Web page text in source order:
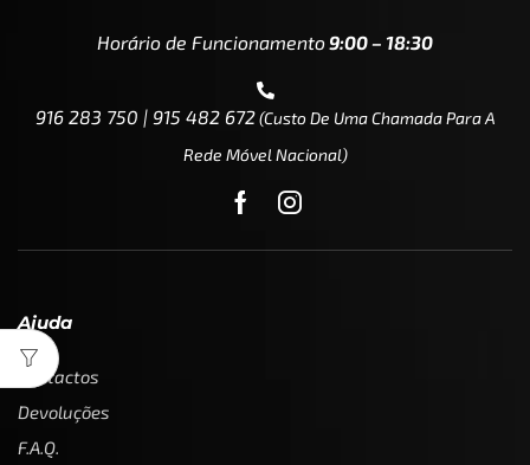
Horário de Funcionamento 9:00 – 18:30
916 283 750 | 915 482 672(custo De Uma Chamada Para A
Rede Móvel Nacional)
Ajuda
Contactos
Devoluções
F.A.Q.